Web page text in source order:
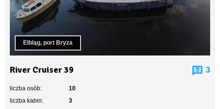
Elbląg, port Bryza
River Cruiser 39 3
liczba osób:
10
liczba kabin:
3